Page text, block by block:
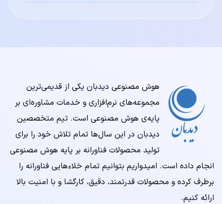
هوش مصنوعی دیدبان یکی از قدیمی‌ترین
مجموعه‌‌های نرم‌افزاری و خدمات مشاوره‌ای بر
پایه‌ی هوش مصنوعی است. تیم متخصصین
دیدبان در این سال‌ها تمام تلاش خود را برای
تولید محصولات فناورانه بر پایه هوش مصنوعی
انجام داده است. امیدواریم بتوانیم تمام خلاء‌هایی فناورانه را
برطرف کرده و محصولات قدرتمند، دقیق، کارگشا و با امنیت بالا
ارائه کنیم.